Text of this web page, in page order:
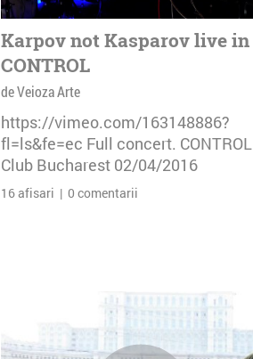
Karpov not Kasparov live in
CONTROL
de Veioza Arte
https://vimeo.com/163148886?
fl=ls&fe=ec Full concert. CONTROL
Club Bucharest 02/04/2016
16 afisari | 0 comentarii